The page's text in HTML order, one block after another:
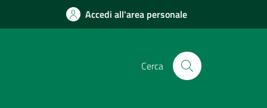
Accedi all'area personale
Cerca